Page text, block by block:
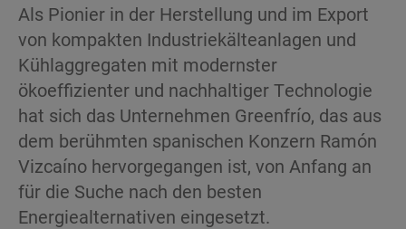
Als Pionier in der Herstellung und im Export
von kompakten Industriekälteanlagen und
Kühlaggregaten mit modernster
ökoeffizienter und nachhaltiger Technologie
hat sich das Unternehmen Greenfrío, das aus
dem berühmten spanischen Konzern Ramón
Vizcaíno hervorgegangen ist, von Anfang an
für die Suche nach den besten
Energiealternativen eingesetzt.